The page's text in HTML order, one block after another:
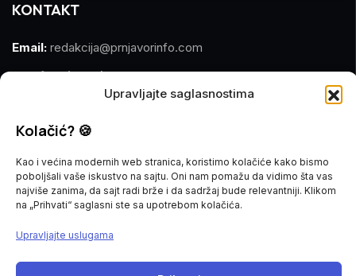
Upravljajte saglasnostima
Kolačić? 🍪
Kao i većina modernih web stranica, koristimo kolačiće kako bismo
poboljšali vaše iskustvo na sajtu. Oni nam pomažu da vidimo šta vas
najviše zanima, da sajt radi brže i da sadržaj bude relevantniji. Klikom
na „Prihvati“ saglasni ste sa upotrebom kolačića.
Upravljajte uslugama
KONTAKT
Email: redakcija@prnjavorinfo.com
Telefon:(+387)065 609 937
MARKETING
Email: marketing@prnjavorinfo.com
Telefon:(+387)065 955 355
POŠALJI VIJEST
Imate vijest za nas? Javite nam se na